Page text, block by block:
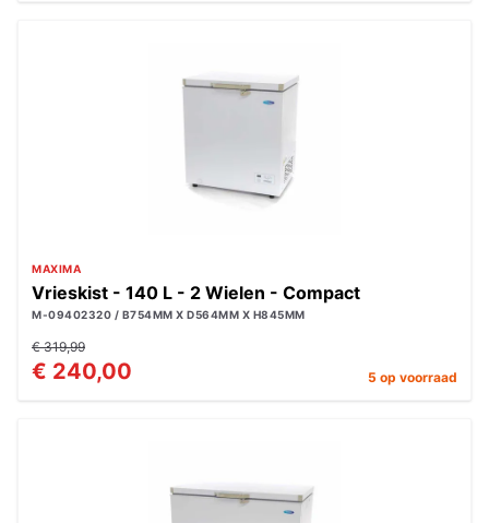
MAXIMA
Vrieskist - 140 L - 2 Wielen - Compact
M-09402320 / B754MM X D564MM X H845MM
€ 319,99
€ 240,00 5 op voorraad